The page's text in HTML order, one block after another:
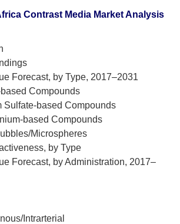
Contrast Media Market Analysis
Forecast, by Type, 2017–2031
Compounds
based Compounds
based Compounds
Microspheres
by Type
Forecast, by Administration, 2017–
Intrarterial